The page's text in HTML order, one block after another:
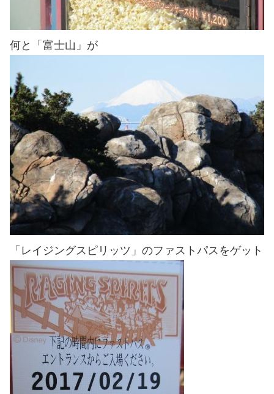
何と「富士山」が
「レイジングスピリッツ」のファストパスをゲット